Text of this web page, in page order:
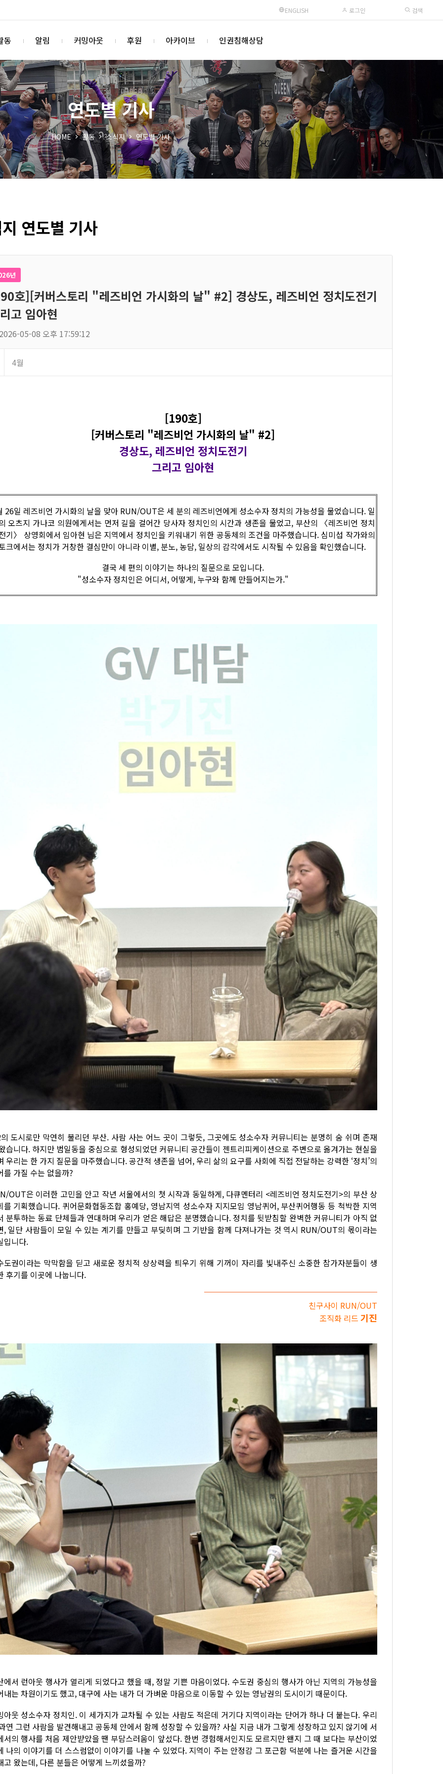
ENGLISH 로그인 검색
동 알림 커밍아웃 후원 아카이브 인권침해상담
연도별 기사
HOME 활동 소식지 연도별 기사
연도별 기사
년
호][커버스토리 "레즈비언 가시화의 날" #2] 경상도, 레즈비언 정치도전기
고 임아현
2026-05-08 오후 17:59:12
4월
[190호]
[커버스토리 "레즈비언 가시화의 날" #2]
경상도, 레즈비언 정치도전기
그리고 임아현
26일 레즈비언 가시화의 날을 맞아 RUN/OUT은 세 분의 레즈비언에게 성소수자 정치의 가능성을 물었습니다. 일
오츠지 가나코 의원에게서는 먼저 길을 걸어간 당사자 정치인의 시간과 생존을 물었고, 부산의 〈레즈비언 정치
기〉 상영회에서 임아현 님은 지역에서 정치인을 키워내기 위한 공동체의 조건을 마주했습니다. 심미섭 작가와의
크에서는 정치가 거창한 결심만이 아니라 이별, 분노, 농담, 일상의 감각에서도 시작될 수 있음을 확인했습니다.
결국 세 편의 이야기는 하나의 질문으로 모입니다.
"성소수자 정치인은 어디서, 어떻게, 누구와 함께 만들어지는가."
도시로만 막연히 불리던 부산. 사람 사는 어느 곳이 그렇듯, 그곳에도 성소수자 커뮤니티는 분명히 숨 쉬며 존재
습니다. 하지만 범일동을 중심으로 형성되었던 커뮤니티 공간들이 젠트리피케이션으로 주변으로 옮겨가는 현실을
우리는 한 가지 질문을 마주했습니다. 공간적 생존을 넘어, 우리 삶의 요구를 사회에 직접 전달하는 강력한 ‘정치’의
를 가질 수는 없을까?
OUT은 이러한 고민을 안고 작년 서울에서의 첫 시작과 동일하게, 다큐멘터리 <레즈비언 정치도전기>의 부산 상
를 기획했습니다. 퀴어문화협동조합 홍예당, 영남지역 성소수자 지지모임 영남퀴어, 부산퀴어행동 등 척박한 지역
분투하는 동료 단체들과 연대하며 우리가 얻은 해답은 분명했습니다. 정치를 뒷받침할 완벽한 커뮤니티가 아직 없
, 일단 사람들이 모일 수 있는 계기를 만들고 부딪히며 그 기반을 함께 다져나가는 것 역시 RUN/OUT의 몫이라는
입니다.
도권이라는 막막함을 딛고 새로운 정치적 상상력을 틔우기 위해 기꺼이 자리를 빛내주신 소중한 참가자분들이 생
후기를 이곳에 나눕니다.
친구사이 RUN/OUT
조직화 리드 기진
에서 런아웃 행사가 열리게 되었다고 했을 때, 정말 기쁜 마음이었다. 수도권 중심의 행사가 아닌 지역의 가능성을
내는 차원이기도 했고, 대구에 사는 내가 더 가벼운 마음으로 이동할 수 있는 영남권의 도시이기 때문이다.
아웃 성소수자 정치인. 이 세가지가 교차될 수 있는 사람도 적은데 거기다 지역이라는 단어가 하나 더 붙는다. 우리
연 그런 사람을 발견해내고 공동체 안에서 함께 성장할 수 있을까? 사실 지금 내가 그렇게 성장하고 있지 않기에 서
서의 행사를 처음 제안받았을 땐 부담스러움이 앞섰다. 한번 경험해서인지도 모르지만 왠지 그 때 보다는 부산이었
나의 이야기를 더 스스럼없이 이야기를 나눌 수 있었다. 지역이 주는 안정감 그 포근함 덕분에 나는 즐거운 시간을
고 왔는데, 다른 분들은 어떻게 느끼셨을까?